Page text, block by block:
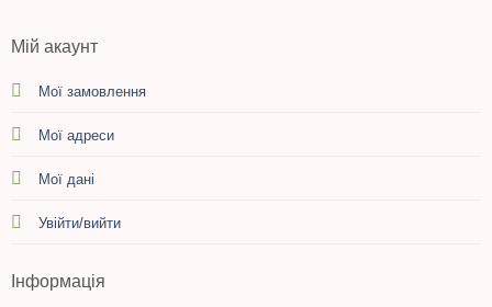
Мій акаунт
Мої замовлення
Мої адреси
Мої дані
Увійти/вийти
Інформація